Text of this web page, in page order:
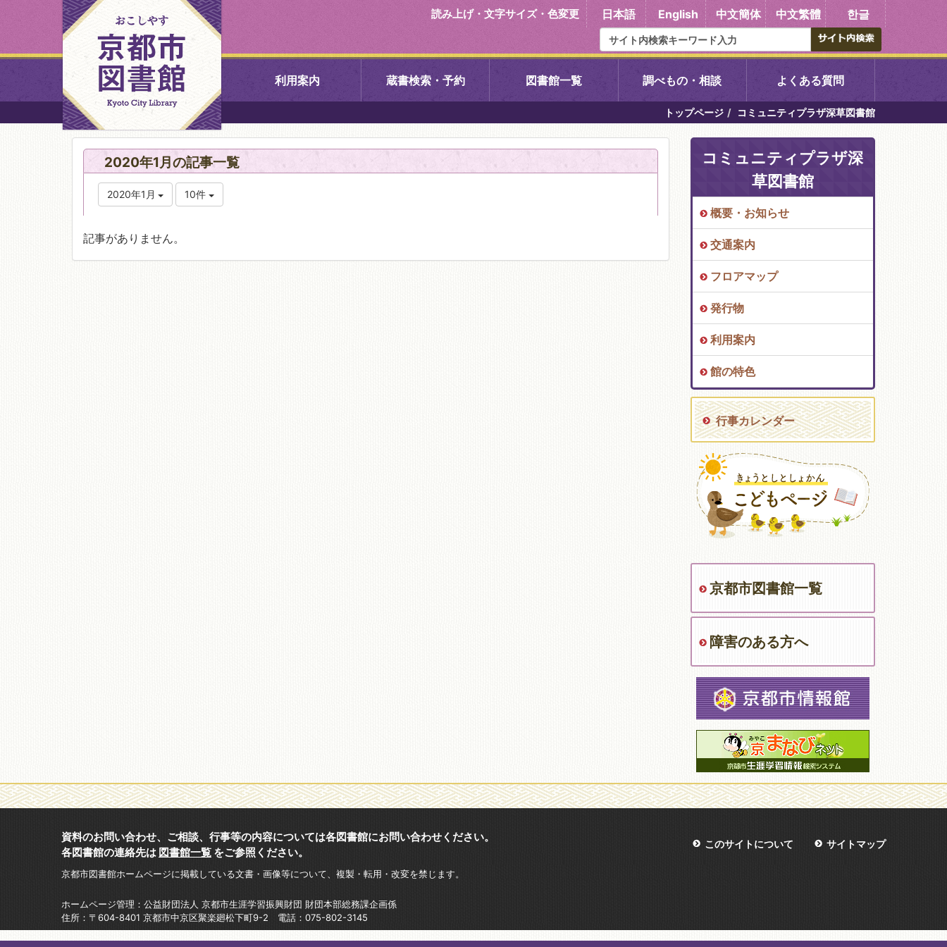
読み上げ・文字サイズ・色変更 日本語 English 中文簡体 中文繁體 한글
利用案内 蔵書検索・予約 図書館一覧
中央図書館 右京中央図書館 伏見中央図書館 醍醐中央図書館
東山図書館
吉祥院図書館
書館
向島図書館
コミュニティプラザ深草
図書館
調べもの・相談 よくある質問
トップページ コミュニティプラザ深草図書館
2020年1月の記事一覧
2020年1月 10件
記事がありません。
コミュニティプラザ深
草図書館
概要・お知らせ
交通案内
フロアマップ
発行物
利用案内
館の特色
行事カレンダー
京都市図書館一覧
障害のある方へ
このサイトについて サイトマップ
資料のお問い合わせ、ご相談、行事等の内容については各図書館にお問い合わせください。
各図書館の連絡先は 図書館一覧 をご参照ください。
京都市図書館ホームページに掲載している文書・画像等について、複製・転用・改変を禁じます。
ホームページ管理：公益財団法人 京都市生涯学習振興財団 財団本部総務課企画係
住所：〒604-8401 京都市中京区聚楽廻松下町9-2 電話：075-802-3145